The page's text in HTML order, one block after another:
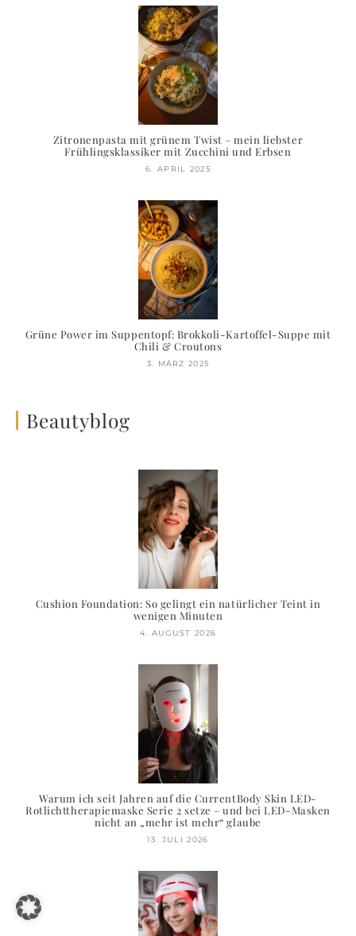
Zitronenpasta mit grünem Twist – mein liebster
Frühlingsklassiker mit Zucchini und Erbsen
6. APRIL 2025
Grüne Power im Suppentopf: Brokkoli-Kartoffel-Suppe mit
Chili & Croutons
3. MÄRZ 2025
Beautyblog
Cushion Foundation: So gelingt ein natürlicher Teint in
wenigen Minuten
4. AUGUST 2026
Warum ich seit Jahren auf die CurrentBody Skin LED-
Rotlichttherapiemaske Serie 2 setze – und bei LED-Masken
nicht an „mehr ist mehr“ glaube
13. JULI 2026